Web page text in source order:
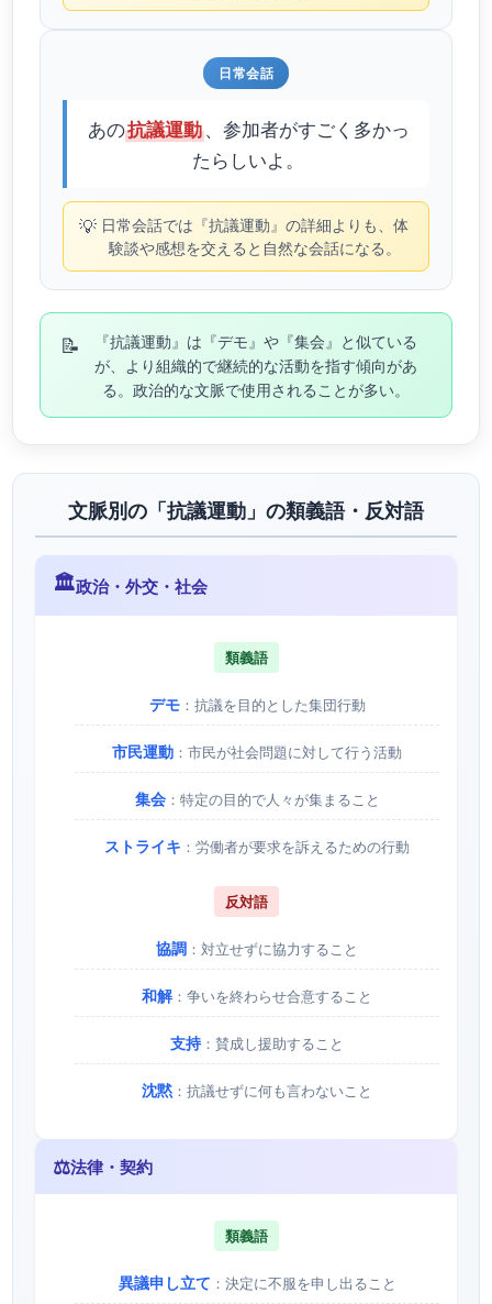
日常会話
あの抗議運動、参加者がすごく多かっ
たらしいよ。
💡 日常会話では『抗議運動』の詳細よりも、体
験談や感想を交えると自然な会話になる。
📝
『抗議運動』は『デモ』や『集会』と似ている
が、より組織的で継続的な活動を指す傾向があ
る。政治的な文脈で使用されることが多い。
文脈別の「抗議運動」の類義語・反対語
🏛️政治・外交・社会
類義語
デモ：抗議を目的とした集団行動
市民運動 ：市民が社会問題に対して行う活動
集会：特定の目的で人々が集まること
ストライキ ：労働者が要求を訴えるための行動
反対語
協調 ：対立せずに協力すること
和解：争いを終わらせ合意すること
支持 ：賛成し援助すること
沈黙 ：抗議せずに何も言わないこと
⚖️法律・契約
類義語
異議申し立て ：決定に不服を申し出ること